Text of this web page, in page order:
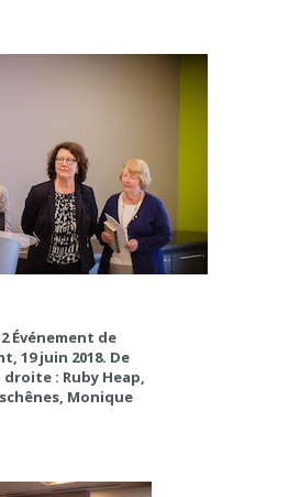
2 Événement de
19 juin 2018. De
droite : Ruby Heap,
Monique